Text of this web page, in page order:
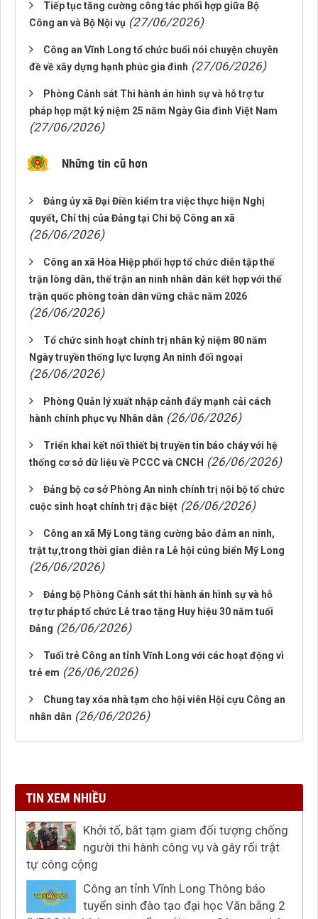
Tiếp tục tăng cường công tác phối hợp giữa Bộ
Công an và Bộ Nội vụ (27/06/2026)
Công an Vĩnh Long tổ chức buổi nói chuyện chuyên
đề về xây dựng hạnh phúc gia đình (27/06/2026)
Phòng Cảnh sát Thi hành án hình sự và hỗ trợ tư
pháp họp mặt kỷ niệm 25 năm Ngày Gia đình Việt Nam
(27/06/2026)
Những tin cũ hơn
Đảng ủy xã Đại Điền kiểm tra việc thực hiện Nghị
quyết, Chỉ thị của Đảng tại Chi bộ Công an xã
(26/06/2026)
Công an xã Hòa Hiệp phối hợp tổ chức diễn tập thế
trận lòng dân, thế trận an ninh nhân dân kết hợp với thế
trận quốc phòng toàn dân vững chắc năm 2026
(26/06/2026)
Tổ chức sinh hoạt chính trị nhân kỷ niệm 80 năm
Ngày truyền thống lực lượng An ninh đối ngoại
(26/06/2026)
Phòng Quản lý xuất nhập cảnh đẩy mạnh cải cách
hành chính phục vụ Nhân dân (26/06/2026)
Triển khai kết nối thiết bị truyền tin báo cháy với hệ
thống cơ sở dữ liệu về PCCC và CNCH (26/06/2026)
Đảng bộ cơ sở Phòng An ninh chính trị nội bộ tổ chức
cuộc sinh hoạt chính trị đặc biệt (26/06/2026)
Công an xã Mỹ Long tăng cường bảo đảm an ninh,
trật tự,trong thời gian diễn ra Lễ hội cúng biển Mỹ Long
(26/06/2026)
Đảng bộ Phòng Cảnh sát thi hành án hình sự và hỗ
trợ tư pháp tổ chức Lễ trao tặng Huy hiệu 30 năm tuổi
Đảng (26/06/2026)
Tuổi trẻ Công an tỉnh Vĩnh Long với các hoạt động vì
trẻ em (26/06/2026)
Chung tay xóa nhà tạm cho hội viên Hội cựu Công an
nhân dân (26/06/2026)
TIN XEM NHIỀU
Khởi tố, bắt tạm giam đối tượng chống
người thi hành công vụ và gây rối trật
tự công cộng
Công an tỉnh Vĩnh Long Thông báo
tuyển sinh đào tạo đại học Văn bằng 2